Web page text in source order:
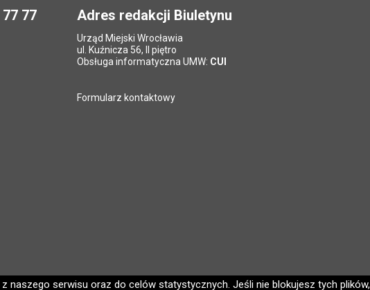
naszego serwisu oraz do celów statystycznych. Jeśli nie blokujesz tych
77 Adres redakcji Biuletynu
Urząd Miejski Wrocławia
ul. Kuźnicza 56, II piętro
Obsługa informatyczna UMW: CUI
Formularz kontaktowy